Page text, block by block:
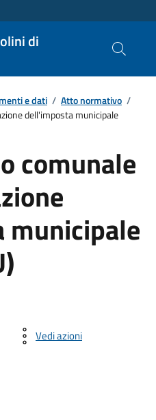
di
e dati / Atto normativo /
dell'imposta municipale
comunale
Vedi azioni